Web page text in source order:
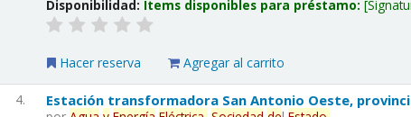
Disponibilidad: Ítems disponibles para préstamo:
Hacer reserva Agregar al carrito
4. Estación transformadora San Antonio Oeste,